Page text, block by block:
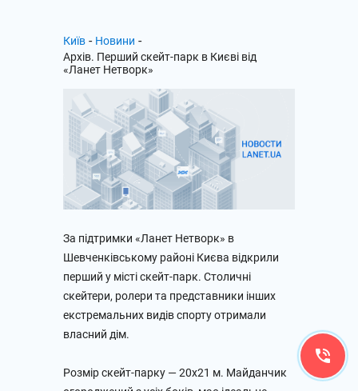
Київ - Новини -
Архів. Перший скейт-парк в Києві від
«Ланет Нетворк»
За підтримки «Ланет Нетворк» в
Шевченківському районі Києва відкрили
перший у місті скейт-парк. Столичні
скейтери, ролери та представники інших
екстремальних видів спорту отримали
власний дім.
Розмір скейт-парку — 20х21 м. Майданчик